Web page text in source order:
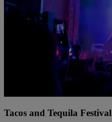
Tacos and Tequila Festival